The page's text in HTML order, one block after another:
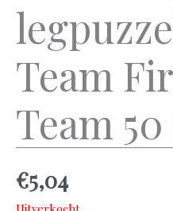
Team
Team
€5,04